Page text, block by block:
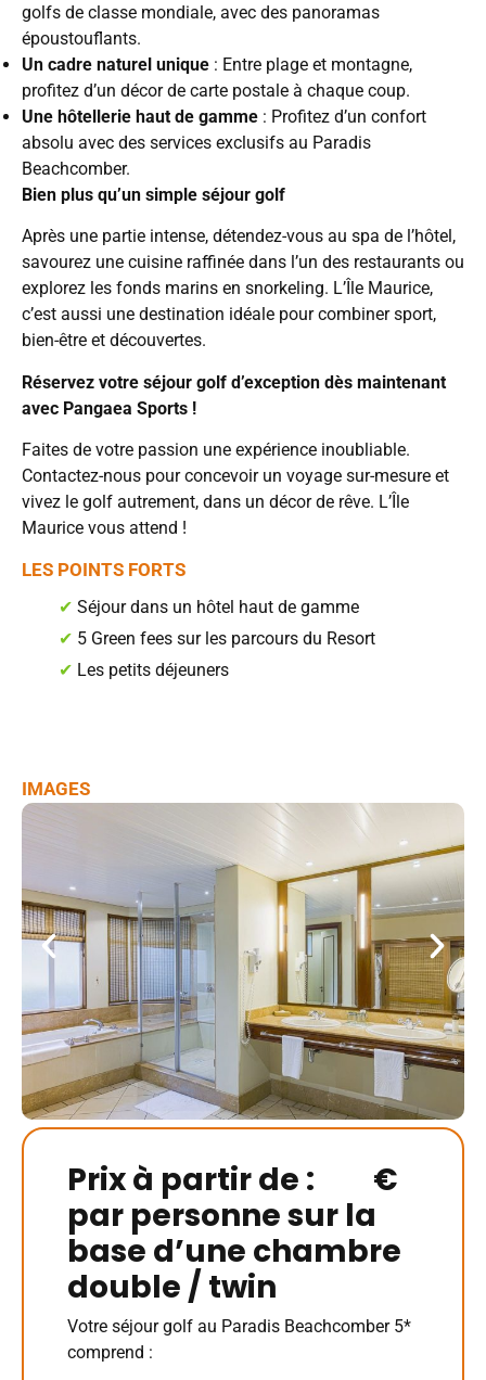
golfs de classe mondiale, avec des panoramas
époustouflants.
Un cadre naturel unique: Entre plage et montagne,
profitez d’un décor de carte postale à chaque coup.
Une hôtellerie haut de gamme: Profitez d’un confort
absolu avec des services exclusifs au Paradis
Beachcomber.
Bien plus qu’un simple séjour golf
Après une partie intense, détendez-vous au spa de l’hôtel,
savourez une cuisine raffinée dans l’un des restaurants ou
explorez les fonds marins en snorkeling. L’Île Maurice,
c’est aussi une destination idéale pour combiner sport,
bien-être et découvertes.
Réservez votre séjour golf d’exception dès maintenant
avec Pangaea Sports !
Faites de votre passion une expérience inoubliable.
Contactez-nous pour concevoir un voyage sur-mesure et
vivez le golf autrement, dans un décor de rêve. L’Île
Maurice vous attend !
LES POINTS FORTS
✔Séjour dans un hôtel haut de gamme
✔ 5 Green fees sur les parcours du Resort
✔ Les petits déjeuners
Prix à partir de : €
par personne sur la
base d’une chambre
double / twin
Votre séjour golf au Paradis Beachcomber 5*
comprend :